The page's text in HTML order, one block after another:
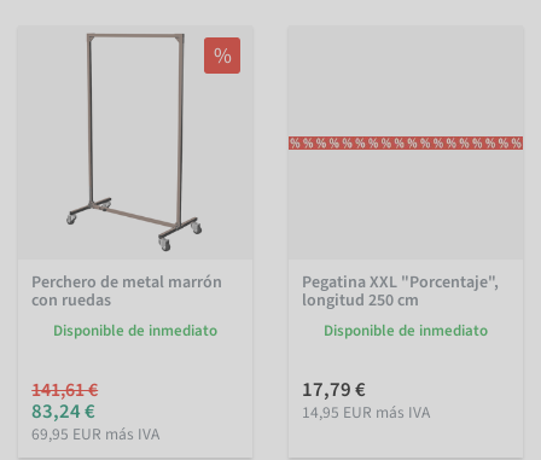
%
Perchero de metal marrón
con ruedas
Disponible de inmediato
141,61 €
83,24 €
69,95 EUR más IVA
Pegatina XXL "Porcentaje",
longitud 250 cm
Disponible de inmediato
17,79 €
14,95 EUR más IVA